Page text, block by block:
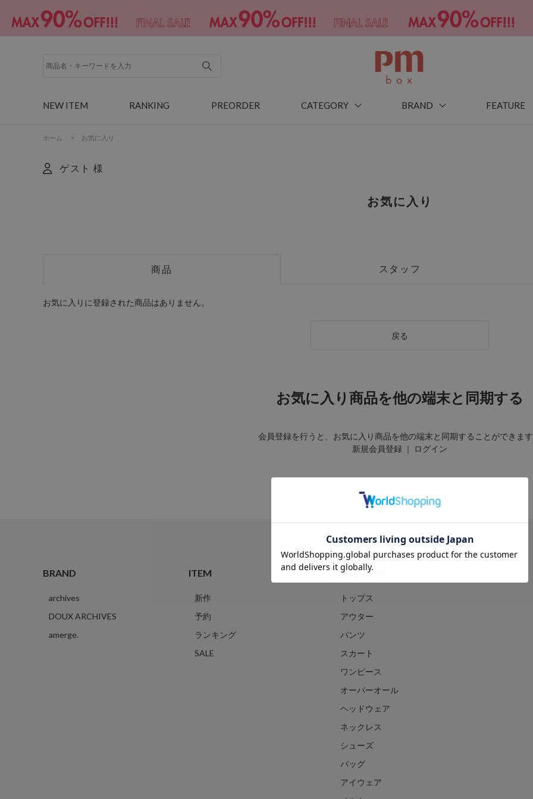
NEW ITEM RANKING PREORDER CATEGORY BRAND FEATURE
ホーム > お気に入り
ゲスト 様
お気に入り
商品 スタッフ
お気に入りに登録された商品はありません。
戻る
お気に入り商品を他の端末と同期する
会員登録を行うと、お気に入り商品を他の端末と同期することができます
新規会員登録 ｜ ログイン
BRAND
archives
DOUX ARCHIVES
amerge.
ITEM
新作
予約
ランキング
SALE
CATEGORY
トップス
アウター
パンツ
スカート
ワンピース
オーバーオール
ヘッドウェア
ネックレス
シューズ
バッグ
アイウェア